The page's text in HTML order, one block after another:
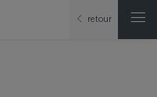
retour